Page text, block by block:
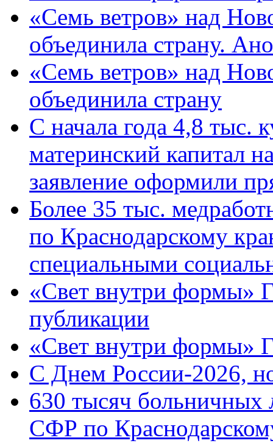
«Семь ветров» над
объединила страну.
«Семь ветров» над
объединила страну
С начала года 4,8 тыс.
материнский капитал
заявление оформили
Более 35 тыс.
по Краснодарскому
специальными
«Свет внутри формы»
публикации
«Свет внутри формы»
C Днем России-2026,
630 тысяч больничных
СФР по